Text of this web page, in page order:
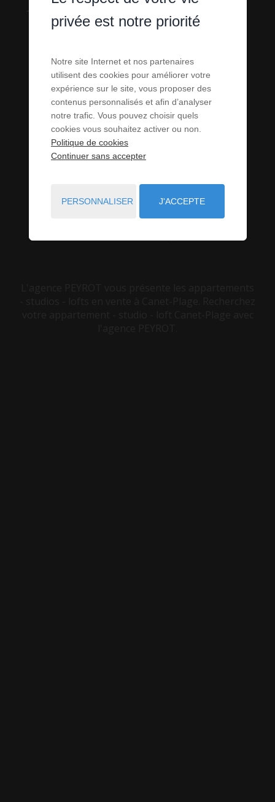
- STUDIOS -
LOFTS À
VENDRE À
CANET-PLAGE
(66)
ACCUEIL
VENTE
privée est notre priorité
Notre site Internet et nos partenaires
utilisent des cookies pour améliorer votre
expérience sur le site, vous proposer des
contenus personnalisés et afin d’analyser
notre trafic. Vous pouvez choisir quels
cookies vous souhaitez activer ou non.
Politique de cookies
Continuer sans accepter
PERSONNALISER J'ACCEPTE